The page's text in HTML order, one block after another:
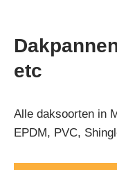
etc
Alle daksoorten in
EPDM, PVC,